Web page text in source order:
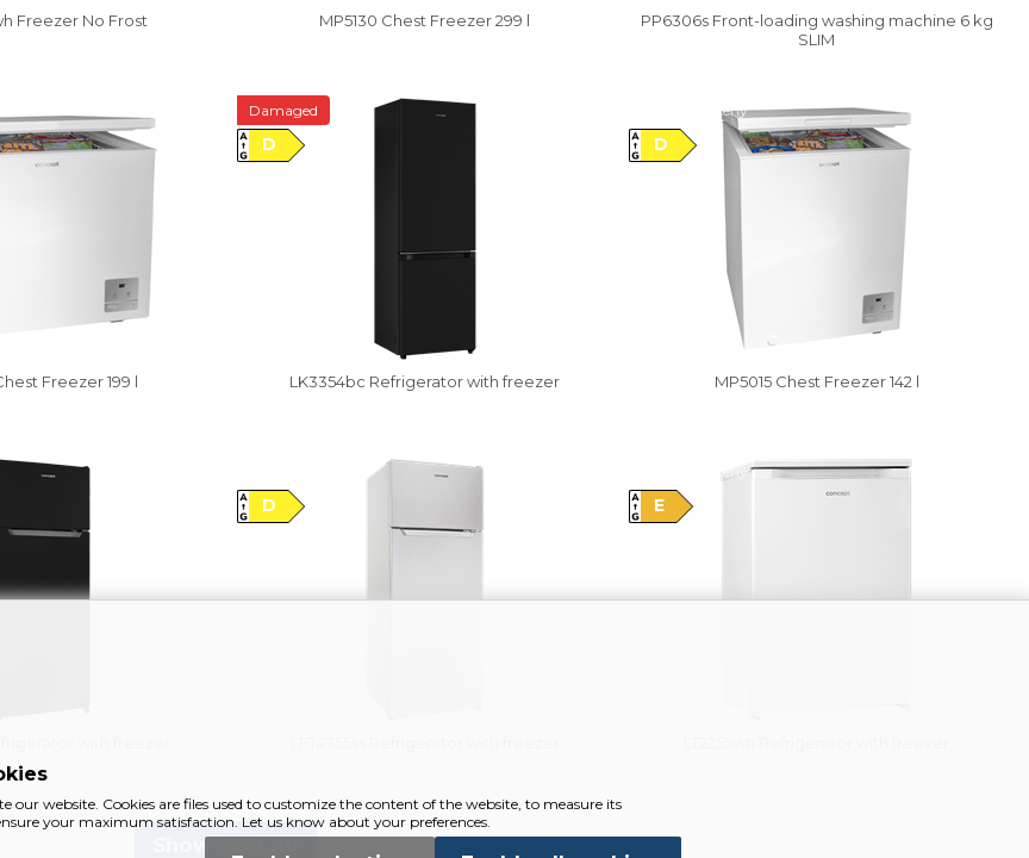
Freezer No Frost MP5130 Chest Freezer 299 l
PP6306s Front-loading washing machine 6 kg
SLIM
Freezer 199 l LK3354bc Refrigerator with freezer
Damaged
D
MP5015 Chest Freezer 142 l
Vysáváme ceny
D
D
Vysáváme ceny
E
Show next 20
our website. Cookies are files used to customize the content of the website, to measure its
your maximum satisfaction. Let us know about your preferences.